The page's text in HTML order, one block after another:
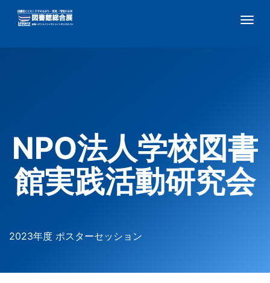
ー
用
メ
NPO法人学校図書
館実践活動研究会
2023年度 ポスターセッション